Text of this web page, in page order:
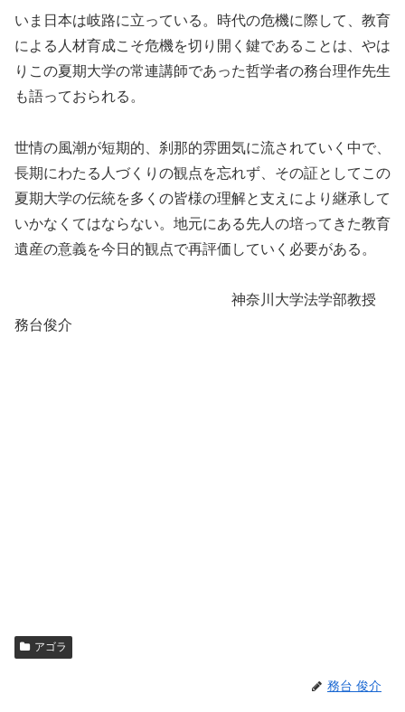
いま日本は岐路に立っている。時代の危機に際して、教育
による人材育成こそ危機を切り開く鍵であることは、やは
りこの夏期大学の常連講師であった哲学者の務台理作先生
も語っておられる。
世情の風潮が短期的、刹那的雰囲気に流されていく中で、
長期にわたる人づくりの観点を忘れず、その証としてこの
夏期大学の伝統を多くの皆様の理解と支えにより継承して
いかなくてはならない。地元にある先人の培ってきた教育
遺産の意義を今日的観点で再評価していく必要がある。
神奈川大学法学部教授
務台俊介
アゴラ
務台 俊介